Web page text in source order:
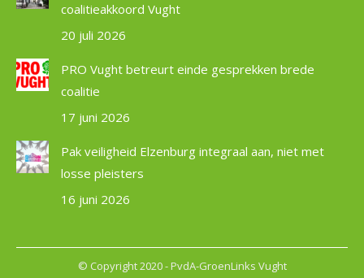
coalitieakkoord Vught
20 juli 2026
PRO Vught betreurt einde gesprekken brede
coalitie
17 juni 2026
Pak veiligheid Elzenburg integraal aan, niet met
losse pleisters
16 juni 2026
© Copyright 2020 - PvdA-GroenLinks Vught